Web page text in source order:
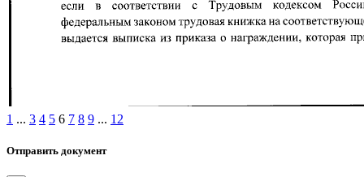
1 ... 3 4 5 6 7 8 9 ... 12
Отправить документ